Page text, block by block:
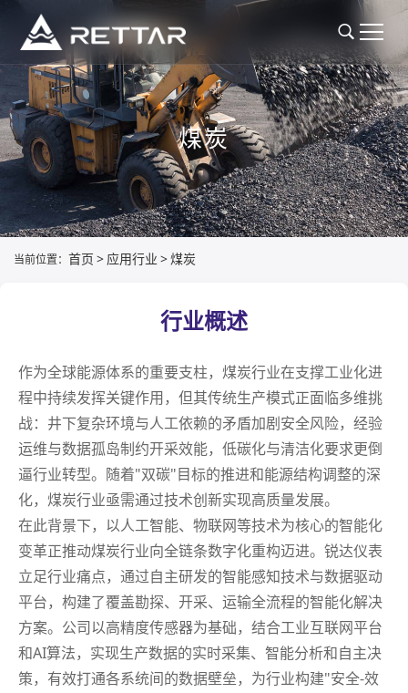
煤炭
当前位置： 首页 > 应用行业 >煤炭
行业概述
作为全球能源体系的重要支柱，煤炭行业在支撑工业化进
程中持续发挥关键作用，但其传统生产模式正面临多维挑
战：井下复杂环境与人工依赖的矛盾加剧安全风险，经验
运维与数据孤岛制约开采效能，低碳化与清洁化要求更倒
逼行业转型。随着"双碳"目标的推进和能源结构调整的深
化，煤炭行业亟需通过技术创新实现高质量发展。
在此背景下，以人工智能、物联网等技术为核心的智能化
变革正推动煤炭行业向全链条数字化重构迈进。锐达仪表
立足行业痛点，通过自主研发的智能感知技术与数据驱动
平台，构建了覆盖勘探、开采、运输全流程的智能化解决
方案。公司以高精度传感器为基础，结合工业互联网平台
和AI算法，实现生产数据的实时采集、智能分析和自主决
策，有效打通各系统间的数据壁垒，为行业构建"安全-效